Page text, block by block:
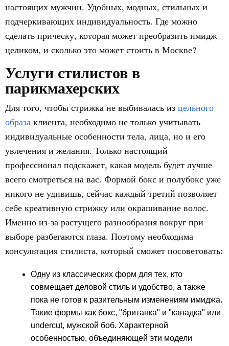
настоящих мужчин. Удобных, модных, стильных и
подчеркивающих индивидуальность. Где можно
сделать прическу, которая может преобразить имидж
целиком, и сколько это может стоить в Москве?
Услуги стилистов в
парикмахерских
Для того, чтобы стрижка не выбивалась из цельного
образа клиента, необходимо не только учитывать
индивидуальные особенности тела, лица, но и его
увлечения и желания. Только настоящий
профессионал подскажет, какая модель будет лучше
всего смотреться на вас. Формой бокс и полубокс уже
никого не удивишь, сейчас каждый третий позволяет
себе креативную стрижку или окрашивание волос.
Именно из-за растущего разнообразия вокруг при
выборе разбегаются глаза. Поэтому необходима
консультация стилиста, который сможет посоветовать:
Одну из классических форм для тех, кто
совмещает деловой стиль и удобство, а также
пока не готов к разительным изменениям имиджа.
Такие формы как бокс, "британка" и "канадка" или
undercut, мужской боб. Характерной
особенностью, объединяющей эти модели